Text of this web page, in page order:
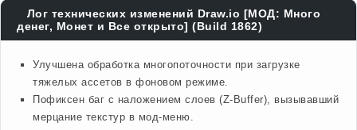
Лог технических изменений Draw.io [МОД: Много
денег, Монет и Все открыто] (Build 1862)
Улучшена обработка многопоточности при загрузке
тяжелых ассетов в фоновом режиме.
Пофиксен баг с наложением слоев (Z-Buffer), вызывавший
мерцание текстур в мод-меню.